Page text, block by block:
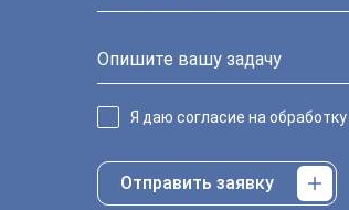
Я даю согласие на обработку
Отправить заявку